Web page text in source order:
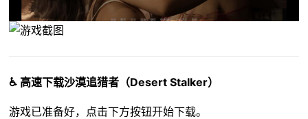
♿ 高速下载沙漠追猎者（Desert Stalker）
游戏已准备好，点击下方按钮开始下载。